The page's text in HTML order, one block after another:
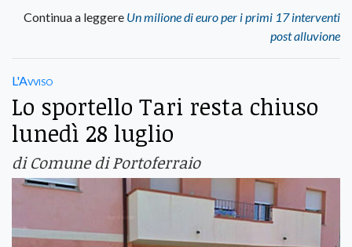
Continua a leggere Un milione di euro per i primi 17 interventi
post alluvione
L'Avviso
Lo sportello Tari resta chiuso
lunedì 28 luglio
di Comune di Portoferraio